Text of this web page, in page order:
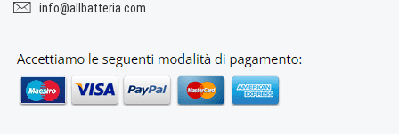
info@allbatteria.com